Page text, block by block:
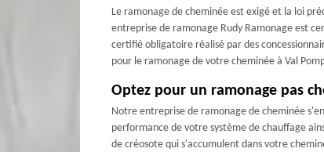
Le ramonage de cheminée est exigé et la loi
entreprise de ramonage Rudy Ramonage est
certifié obligatoire réalisé par des
pour le ramonage de votre cheminée à Val
Optez pour un ramonage pas
Notre entreprise de ramonage de cheminée
performance de votre système de chauffage
de créosote qui s'accumulent dans votre